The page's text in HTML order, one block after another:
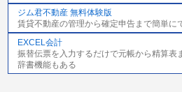
ジム君不動産 無料体験版
賃貸不動産の管理から確定申告まで簡単に
EXCEL会計
振替伝票を入力するだけで元帳から精算表
辞書機能もある